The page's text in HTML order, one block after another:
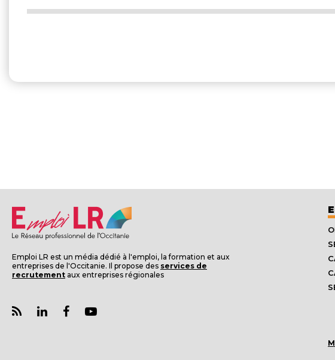
Emploi LR est un média dédié à l'emploi, la formation et aux
entreprises de l'Occitanie. Il propose des services de
recrutement aux entreprises régionales